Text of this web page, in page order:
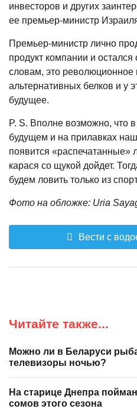
инвесторов и других
ее премьер-министр
Премьер-министр лично
продукт компании и
словам, это революционное
альтернативных белков и у
будущее.
P. S. Вполне возможно, что
будущем и на прилавках
появится «распечатанные»
карася со щукой дойдет.
будем ловить только из
Фото на обложке: Uria
Вести с
Читайте также...
Можно ли в Беларуси
телевизоры ночью?
На старице Днепра
сомов этого сезона